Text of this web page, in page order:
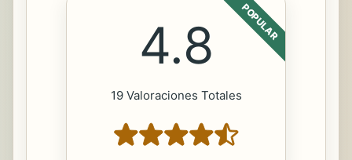
POPULAR
4.8
19 Valoraciones Totales